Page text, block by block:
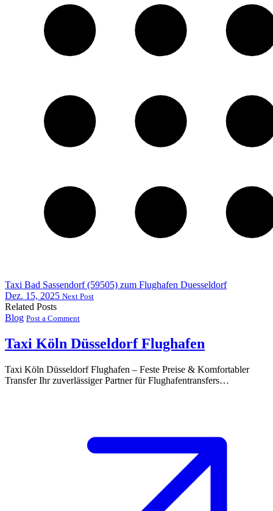
Taxi Bad Sassendorf (59505) zum Flughafen Duesseldorf
Dez. 15, 2025 Next Post
Related Posts
Blog Post a Comment
Taxi Köln Düsseldorf Flughafen
Taxi Köln Düsseldorf Flughafen – Feste Preise & Komfortabler
Transfer Ihr zuverlässiger Partner für Flughafentransfers…